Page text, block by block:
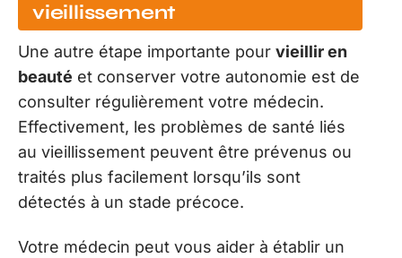
vieillissement
Une autre étape importante pour vieillir en
beauté et conserver votre autonomie est de
consulter régulièrement votre médecin.
Effectivement, les problèmes de santé liés
au vieillissement peuvent être prévenus ou
traités plus facilement lorsqu’ils sont
détectés à un stade précoce.
Votre médecin peut vous aider à établir un